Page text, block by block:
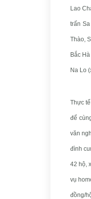
Lao
trấn
Thào,
Bắc
Na Lo
Thực
để
văn
đình
42 hộ,
vụ
đồng/